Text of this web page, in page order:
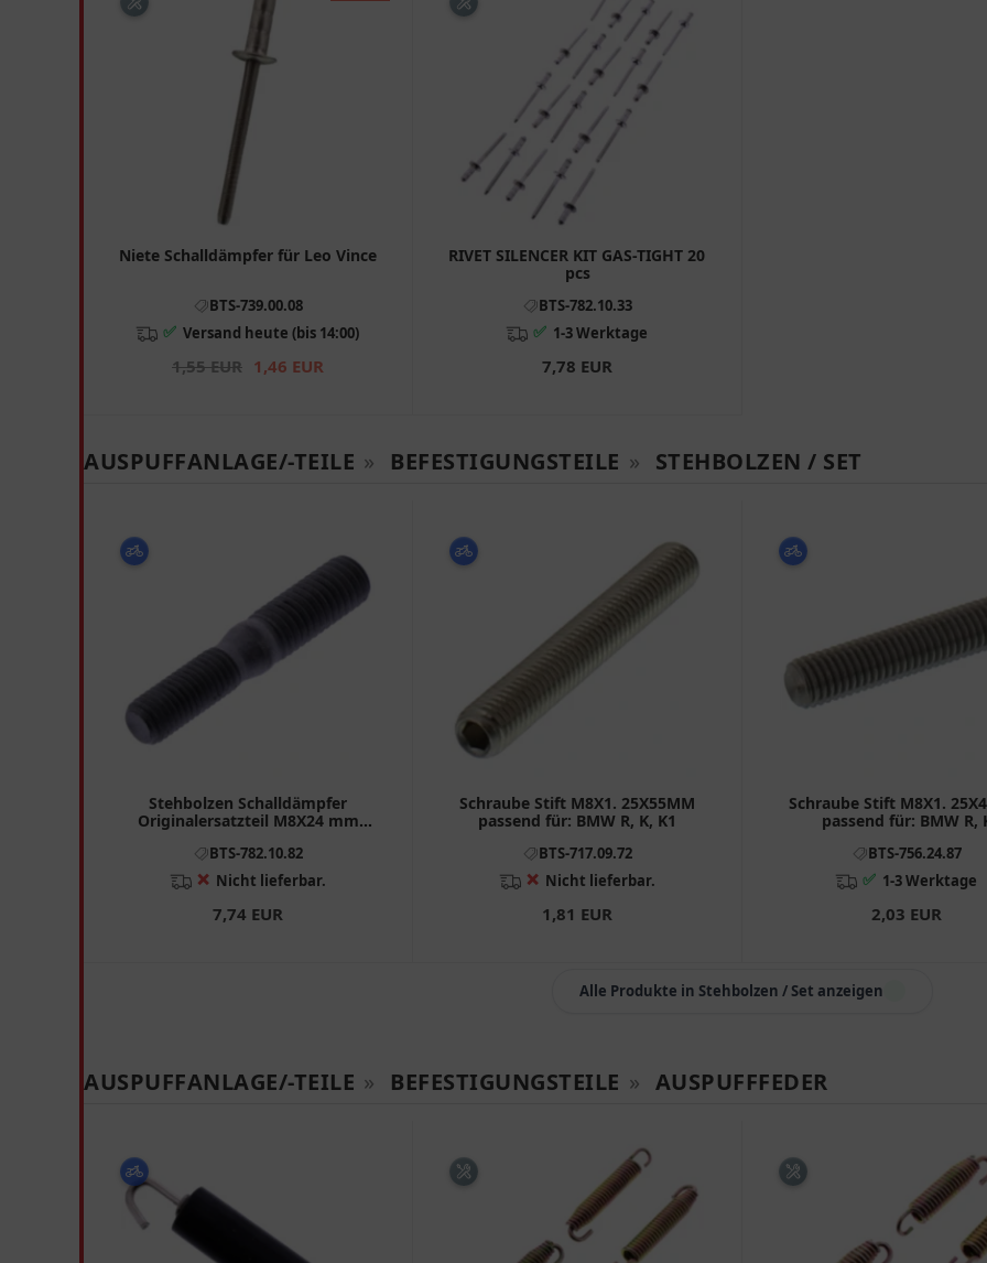
Niete Schalldämpfer für Leo Vince
BTS-739.00.08
✅ Versand heute (bis 14:00)
1,55 EUR 1,46 EUR
RIVET SILENCER KIT GAS-TIGHT 20
pcs
BTS-782.10.33
✅ 1-3 Werktage
7,78 EUR
AUSPUFFANLAGE/-TEILE » BEFESTIGUNGSTEILE » STEHBOLZEN / SET
Stehbolzen Schalldämpfer
Originalersatzteil M8X24 mm
BTS-782.10.82
❌ Nicht lieferbar.
7,74 EUR
Schraube Stift M8X1. 25X55MM
passend für: BMW R, K, K1
BTS-717.09.72
❌ Nicht lieferbar.
1,81 EUR
Schraube Stift M8X1.
passend für: BMW R,
BTS-756.24.87
✅ 1-3 Werktage
2,03 EUR
Alle Produkte in Stehbolzen / Set anzeigen
AUSPUFFANLAGE/-TEILE » BEFESTIGUNGSTEILE » AUSPUFFFEDER